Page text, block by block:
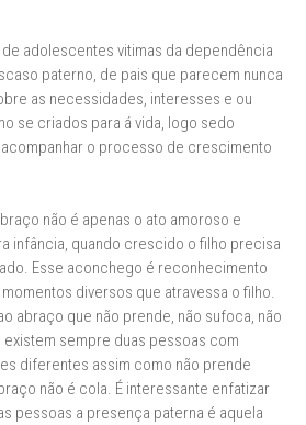
adolescentes vitimas da dependência
paterno, de pais que parecem nunca
as necessidades, interesses e ou
se criados para á vida, logo sedo
o processo de crescimento
não é apenas o ato amoroso e
infância, quando crescido o filho precisa
Esse aconchego é reconhecimento
diversos que atravessa o filho.
abraço que não prende, não sufoca, não
sempre duas pessoas com
diferentes assim como não prende
não é cola. É interessante enfatizar
pessoas a presença paterna é aquela